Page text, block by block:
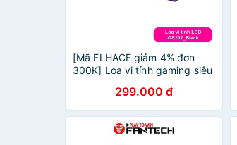
[Mã ELHACE giảm 4% đơn
300K] Loa vi tính gaming siêu
điện thoại, máy tính... Fantech
GS202
299.000 đ